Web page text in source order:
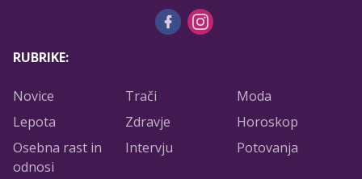
RUBRIKE:
Novice Trači
Moda
Lepota
Zdravje
Horoskop
Osebna rast in
odnosi
Intervju Potovanja